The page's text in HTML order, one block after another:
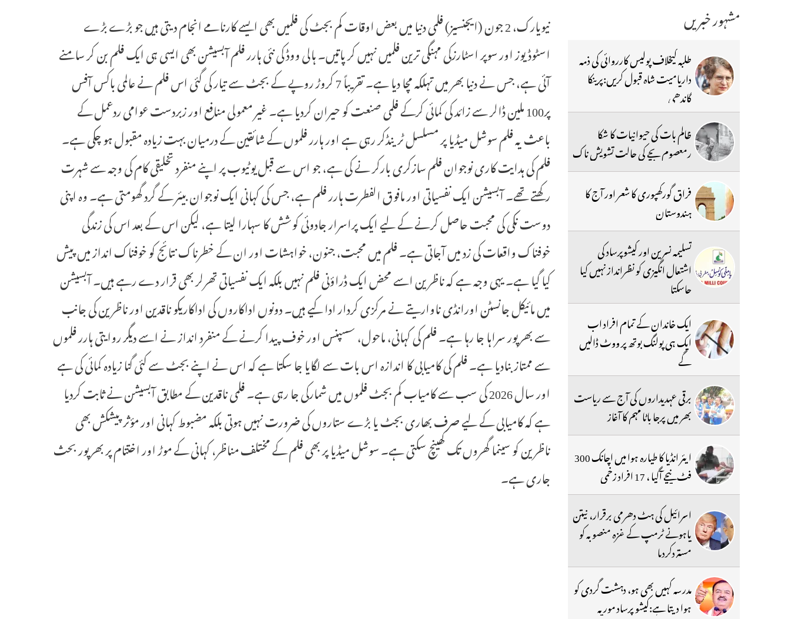
نیویارک، 2 جون (ایجنسیز) فلمی دنیا میں بعض اوقات کم بجٹ کی فلمیں بھی ایسے کارنامے انجام دیتی ہیں جو بڑے بڑے
اسٹوڈیوز اور سوپر اسٹارزکی مہنگی ترین فلمیں نہیں کر پاتیں۔ ہالی ووڈ کی نئی ہارر فلم آبسیشن بھی ایسی ہی ایک فلم بن کر سامنے
آئی ہے، جس نے دنیا بھر میں تہلکہ مچا دیا ہے۔ تقریباً 7 کروڑ روپے کے بجٹ سے تیار کی گئی اس فلم نے عالمی باکس آفس
پر100 ملین ڈالر سے زائد کی کمائی کرکے فلمی صنعت کو حیران کردیا ہے۔ غیر معمولی منافع اور زبردست عوامی ردعمل کے
باعث یہ فلم سوشل میڈیا پر مسلسل ٹرینڈکر رہی ہے اور ہارر فلموں کے شائقین کے درمیان بہت زیادہ مقبول ہو چکی ہے۔
فلم کی ہدایت کاری نوجوان فلم سازکری بارکر نے کی ہے، جو اس سے قبل یوٹیوب پر اپنے منفرد تخلیقی کام کی وجہ سے شہرت
رکھتے تھے۔ آبسیشن ایک نفسیاتی اور مافوق الفطرت ہارر فلم ہے، جس کی کہانی ایک نوجوان بیئر کے گرد گھومتی ہے۔ وہ اپنی
دوست نکی کی محبت حاصل کرنے کے لیے ایک پراسرار جادوئی کوشش کا سہارا لیتا ہے، لیکن اس کے بعد اس کی زندگی
خوفناک واقعات کی زد میں آجاتی ہے۔ فلم میں محبت، جنون، خواہشات اور ان کے خطرناک نتائج کو خوفناک انداز میں پیش
کیا گیا ہے۔ یہی وجہ ہے کہ ناظرین اسے محض ایک ڈراؤنی فلم نہیں بلکہ ایک نفسیاتی تھرلر بھی قرار دے رہے ہیں۔ آبسیشن
میں مائیکل جانسٹن اورانڈی ناواریتے نے مرکزی کردار ادا کیے ہیں۔ دونوں اداکاروں کی اداکاریکو ناقدین اور ناظرین کی جانب
سے بھرپور سراہا جا رہا ہے۔ فلم کی کہانی، ماحول، سسپنس اور خوف پیدا کرنے کے منفرد انداز نے اسے دیگر روایتی ہارر فلموں
سے ممتاز بنادیا ہے۔ فلم کی کامیابی کا اندازہ اس بات سے لگایا جا سکتا ہے کہ اس نے اپنے بجٹ سے کئی گنا زیادہ کمائی کی ہے
اور سال 2026 کی سب سے کامیاب کم بجٹ فلموں میں شمارکی جا رہی ہے۔ فلمی ناقدین کے مطابق آبسیشن نے ثابت کردیا
ہے کہ کامیابی کے لیے صرف بھاری بجٹ یا بڑے ستاروں کی ضرورت نہیں ہوتی بلکہ مضبوط کہانی اور مؤثر پیشکش بھی
ناظرین کو سینما گھروں تک کھینچ سکتی ہے۔ سوشل میڈیا پر بھی فلم کے مختلف مناظر، کہانی کے موڑ اور اختتام پر بھرپور بحث
جاری ہے۔
مشہور خبریں
طلبہ کیخلاف پولیس کارروائی کی ذمہ
داریامیت شاہ قبول کریں:پرینکا
گاندھی
ظالم بات کی حیوانیات کا شکا
رمعصوم بچے کی حالت تشویش ناک
فراق گورکھپوری کا شعر اور آج کا
ہندوستان
تسلیمہ نسرین اور کیشوپرساد کی
اشتعال انگیزی کو نظرانداز نہیں کیا
جاسکتا
ایک خاندان کے تمام افراد اب
ایک ہی پولنگ بوتھ پر ووٹ ڈالیں
گے
برقی عہدیداروں کی آج سے ریاست
بھر میں پرجا باٹا مہم کا آغاز
ایئر انڈیا کا طیارہ ہوا میں اچانک 300
فٹ نیچے آگیا ، 17 افراد زخمی
اسرائیل کی ہٹ دھرمی برقرار، نیتن
یاہونے ٹرمپ کے غزہ منصوبہ کو
مستردکردیا
مدرسہ کہیں بھی ہو، دہشت گردی کو
ہوا دیتا ہے:کیشو پرساد موریہ